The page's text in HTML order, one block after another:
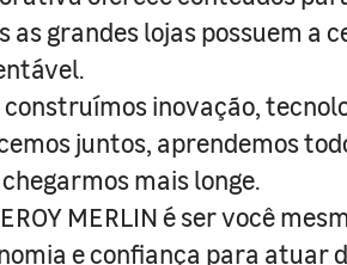
as grandes lojas possuem a
construímos inovação,
juntos, aprendemos
mais longe.
MERLIN é ser você
e confiança para atuar